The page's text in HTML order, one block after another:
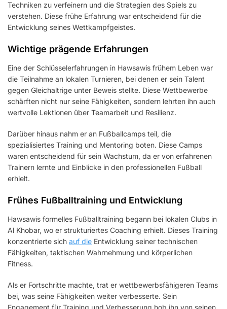
Techniken zu verfeinern und die Strategien des Spiels zu
verstehen. Diese frühe Erfahrung war entscheidend für die
Entwicklung seines Wettkampfgeistes.
Wichtige prägende Erfahrungen
Eine der Schlüsselerfahrungen in Hawsawis frühem Leben war
die Teilnahme an lokalen Turnieren, bei denen er sein Talent
gegen Gleichaltrige unter Beweis stellte. Diese Wettbewerbe
schärften nicht nur seine Fähigkeiten, sondern lehrten ihn auch
wertvolle Lektionen über Teamarbeit und Resilienz.
Darüber hinaus nahm er an Fußballcamps teil, die
spezialisiertes Training und Mentoring boten. Diese Camps
waren entscheidend für sein Wachstum, da er von erfahrenen
Trainern lernte und Einblicke in den professionellen Fußball
erhielt.
Frühes Fußballtraining und Entwicklung
Hawsawis formelles Fußballtraining begann bei lokalen Clubs in
Al Khobar, wo er strukturiertes Coaching erhielt. Dieses Training
konzentrierte sich auf die Entwicklung seiner technischen
Fähigkeiten, taktischen Wahrnehmung und körperlichen
Fitness.
Als er Fortschritte machte, trat er wettbewerbsfähigeren Teams
bei, was seine Fähigkeiten weiter verbesserte. Sein